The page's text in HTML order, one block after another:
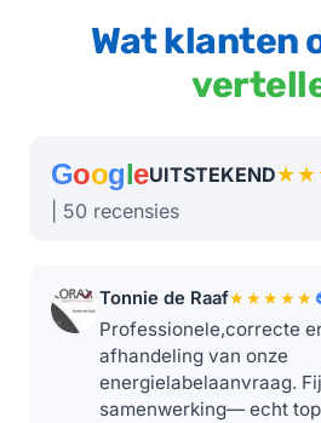
Wat klanten
GoogleUITSTEKEND
| 50 recensies
Tonnie de Raaf★★★★★
Professionele,correcte
afhandeling van onze
energielabelaanvraag.
samenwerking— echt